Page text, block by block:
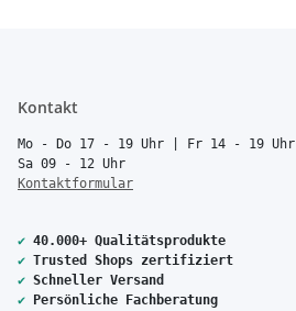
Kontakt
Mo - Do 17 - 19 Uhr | Fr 14 - 19 Uhr
Sa 09 - 12 Uhr
Kontaktformular
✔ 40.000+ Qualitätsprodukte
✔ Trusted Shops zertifiziert
✔ Schneller Versand
✔ Persönliche Fachberatung